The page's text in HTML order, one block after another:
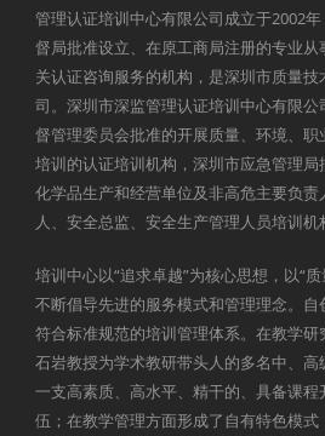
管理认证培训中心有限公司成立于2002
督局批准设立、在原工商局注册的专业
关认证咨询服务的机构，是深圳市质量
司。深圳市深监管理认证培训中心有限
督管理委员会批准的开展质量、环境、
培训的认证培训机构，深圳市应急管理
化学品生产和经营单位及非高危主要负
人、安全总监、安全生产管理人员培训机
培训中心以“追求卓越”为核心思想，以“质
不断倡导先进的服务模式和管理理念。
符合标准规范的培训管理体系。在教学
石岩教授为学术教研带头人的多名中、
一支高素质、高水平、精干的、具备课
伍；在教学管理方面形成了自有特色模